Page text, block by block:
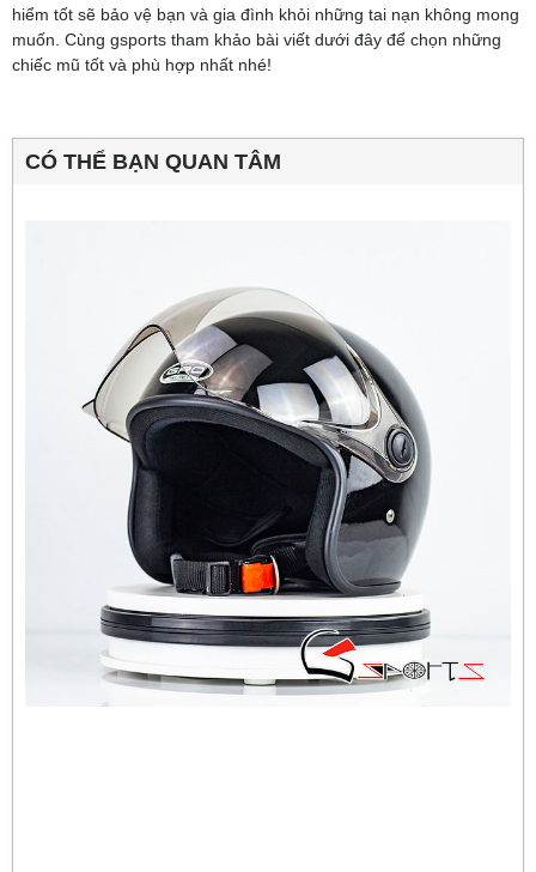
hiểm tốt sẽ bảo vệ bạn và gia đình khỏi những tai nạn không mong
muốn. Cùng gsports tham khảo bài viết dưới đây để chọn những
chiếc mũ tốt và phù hợp nhất nhé!
CÓ THỂ BẠN QUAN TÂM